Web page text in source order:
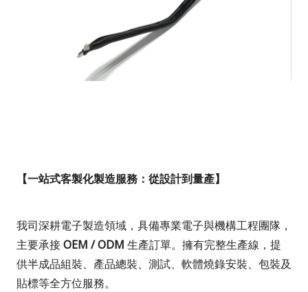
【一站式客製化製造服務：從設計到量產】
我司深耕電子製造領域，具備專業電子與機構工程團隊，
主要承接OEM / ODM 生產訂單。擁有完整生產線，提
供半成品組裝、產品總裝、測試、軟體燒錄安裝、包裝及
貼標等全方位服務。